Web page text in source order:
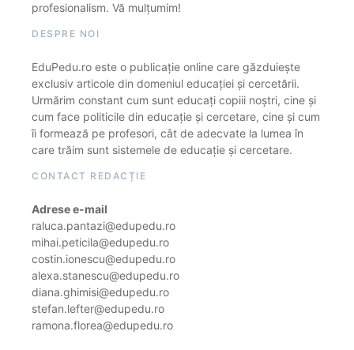
profesionalism. Vă mulțumim!
DESPRE NOI
EduPedu.ro este o publicație online care găzduiește
exclusiv articole din domeniul educației și cercetării.
Urmărim constant cum sunt educați copiii noștri, cine și
cum face politicile din educație și cercetare, cine și cum
îi formează pe profesori, cât de adecvate la lumea în
care trăim sunt sistemele de educație și cercetare.
CONTACT REDACȚIE
Adrese e-mail
raluca.pantazi@edupedu.ro
mihai.peticila@edupedu.ro
costin.ionescu@edupedu.ro
alexa.stanescu@edupedu.ro
diana.ghimisi@edupedu.ro
stefan.lefter@edupedu.ro
ramona.florea@edupedu.ro